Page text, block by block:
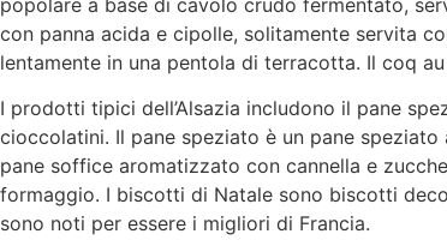
con panna acida e cipolle, solitamente servita
lentamente in una pentola di terracotta. Il coq
I prodotti tipici dell’Alsazia includono il pane
cioccolatini. Il pane speziato è un pane
pane soffice aromatizzato con cannella e
formaggio. I biscotti di Natale sono biscotti
sono noti per essere i migliori di Francia.